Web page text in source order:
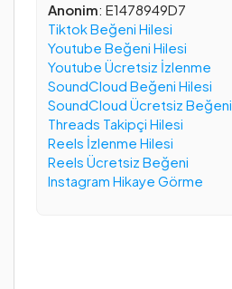
Anonim: E1478949D7
Tiktok Beğeni Hilesi
Youtube Beğeni Hilesi
Youtube Ücretsiz İzlenme
SoundCloud Beğeni Hilesi
SoundCloud Ücretsiz Beğeni
Threads Takipçi Hilesi
Reels İzlenme Hilesi
Reels Ücretsiz Beğeni
Instagram Hikaye Görme